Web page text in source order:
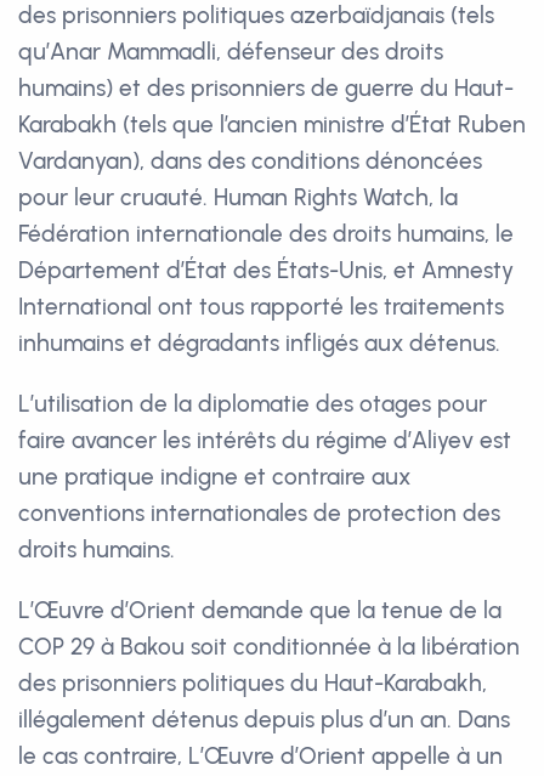
des prisonniers politiques azerbaïdjanais (tels
qu’Anar Mammadli, défenseur des droits
humains) et des prisonniers de guerre du Haut-
Karabakh (tels que l’ancien ministre d’État Ruben
Vardanyan), dans des conditions dénoncées
pour leur cruauté. Human Rights Watch, la
Fédération internationale des droits humains, le
Département d’État des États-Unis, et Amnesty
International ont tous rapporté les traitements
inhumains et dégradants infligés aux détenus.
L’utilisation de la diplomatie des otages pour
faire avancer les intérêts du régime d’Aliyev est
une pratique indigne et contraire aux
conventions internationales de protection des
droits humains.
L’Œuvre d’Orient demande que la tenue de la
COP 29 à Bakou soit conditionnée à la libération
des prisonniers politiques du Haut-Karabakh,
illégalement détenus depuis plus d’un an. Dans
le cas contraire, L’Œuvre d’Orient appelle à un